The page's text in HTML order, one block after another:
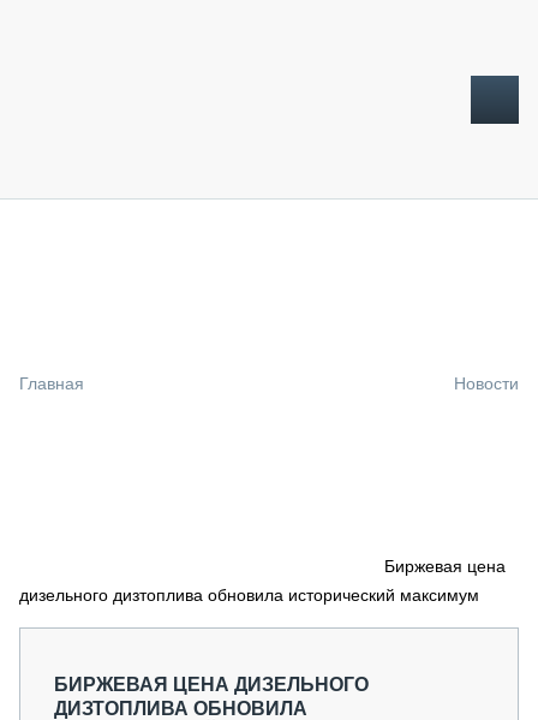
СПЕЦПРОЕКТЫ
О ПРОЕКТЕ
Главная Новости
Биржевая цена
дизельного дизтоплива обновила исторический максимум
БИРЖЕВАЯ ЦЕНА ДИЗЕЛЬНОГО
ДИЗТОПЛИВА ОБНОВИЛА